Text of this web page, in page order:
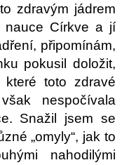
zdravým jádrem
nauce Církve a jí
připomínám,
pokusil doložit,
toto zdravé
nespočívala
Snažil jsem se
„omyly“, jak to
nahodilými